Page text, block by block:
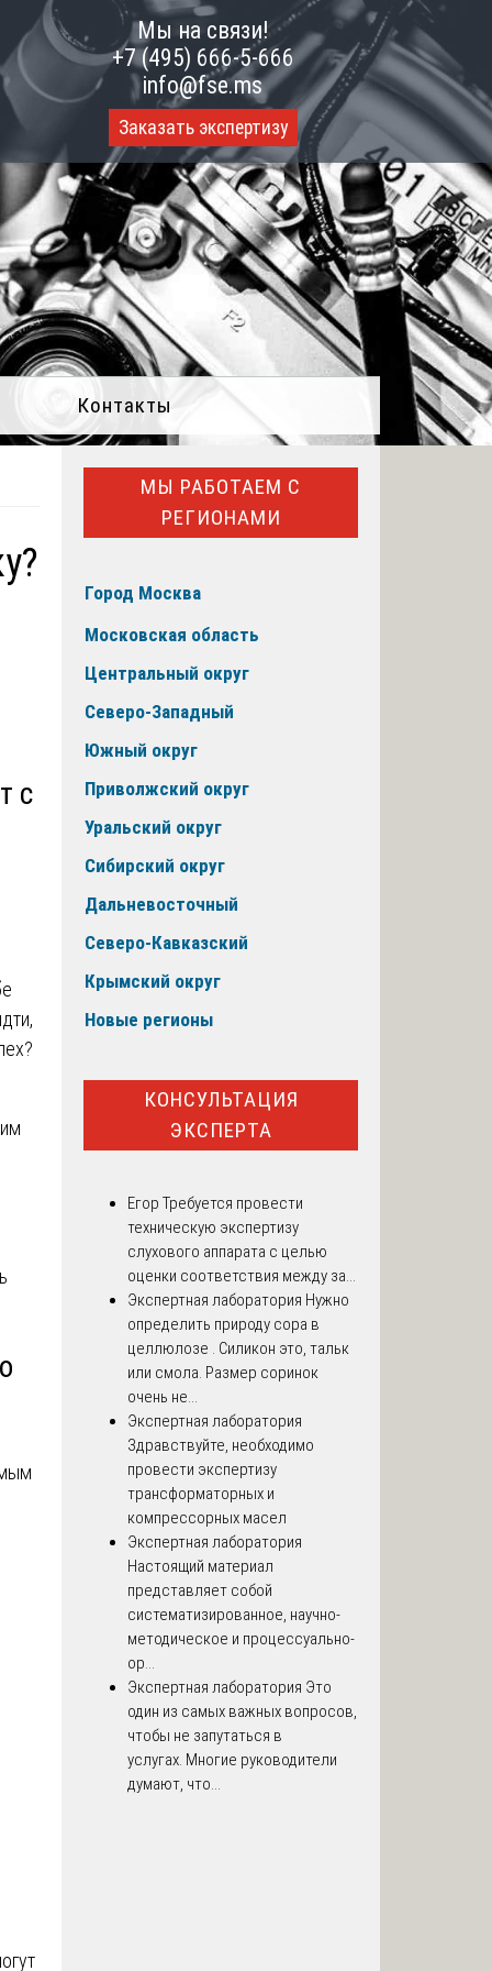
Мы на связи!
+7 (495) 666-5-666
info@fse.ms
Заказать экспертизу
Контакты
с
МЫ РАБОТАЕМ С
РЕГИОНАМИ
Город Москва
Московская область
Центральный округ
Северо-Западный
Южный округ
Приволжский округ
Уральский округ
Сибирский округ
Дальневосточный
Северо-Кавказский
Крымский округ
Новые регионы
КОНСУЛЬТАЦИЯ
ЭКСПЕРТА
Егор Требуется провести
техническую экспертизу
слухового аппарата с целью
оценки соответствия между за...
Экспертная лаборатория Нужно
определить природу сора в
целлюлозе . Силикон это, тальк
или смола. Размер соринок
очень не...
Экспертная лаборатория
Здравствуйте, необходимо
провести экспертизу
трансформаторных и
компрессорных масел
Экспертная лаборатория
Настоящий материал
представляет собой
систематизированное, научно-
методическое и процессуально-
ор...
Экспертная лаборатория Это
один из самых важных вопросов,
чтобы не запутаться в
услугах. Многие руководители
думают, что...